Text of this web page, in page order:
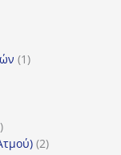
11
2
προϊόντα
22